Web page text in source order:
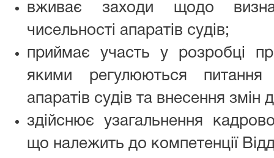
вживає заходи щодо
чисельності апаратів судів;
приймає участь у розробці
якими регулюються питання
апаратів судів та внесення змін
здійснює узагальнення
що належить до компетенції